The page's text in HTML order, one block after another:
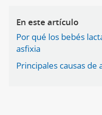
En este artículo
Por qué los bebés
asfixia
Principales causas